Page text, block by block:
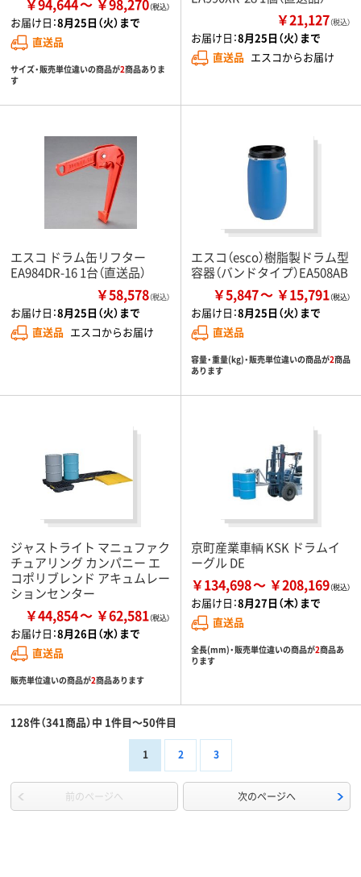
￥94,644 ￥98,270
お届け日：8月25日（火）まで
直送品
サイズ・販売単位違いの商品が2商品ありま
す
￥21,127（税込）
お届け日：8月25日（火）まで
直送品 エスコからお届け
エスコ ドラム缶リフター
EA984DR-16 1台（直送品）
￥58,578（税込）
お届け日：8月25日（火）まで
直送品 エスコからお届け
エスコ（esco）樹脂製ドラム型
容器（バンドタイプ）EA508AB
￥5,847 ￥15,791
お届け日：8月25日（火）まで
直送品
容量・重量(kg)・販売単位違いの商品が2商品
あります
ジャストライト マニュファク
チュアリング カンパニー エ
コポリブレンド アキュムレー
ションセンター
￥44,854 ￥62,581
お届け日：8月26日（水）まで
直送品
販売単位違いの商品が2商品あります
京町産業車輌 KSK ドラムイ
ーグル DE
￥134,698 ￥208,169
お届け日：8月27日（木）まで
直送品
全長(mm)・販売単位違いの商品が2商品あ
ります
128件（341商品）中 1件目～50件目
1 2 3
前のページへ 次のページへ